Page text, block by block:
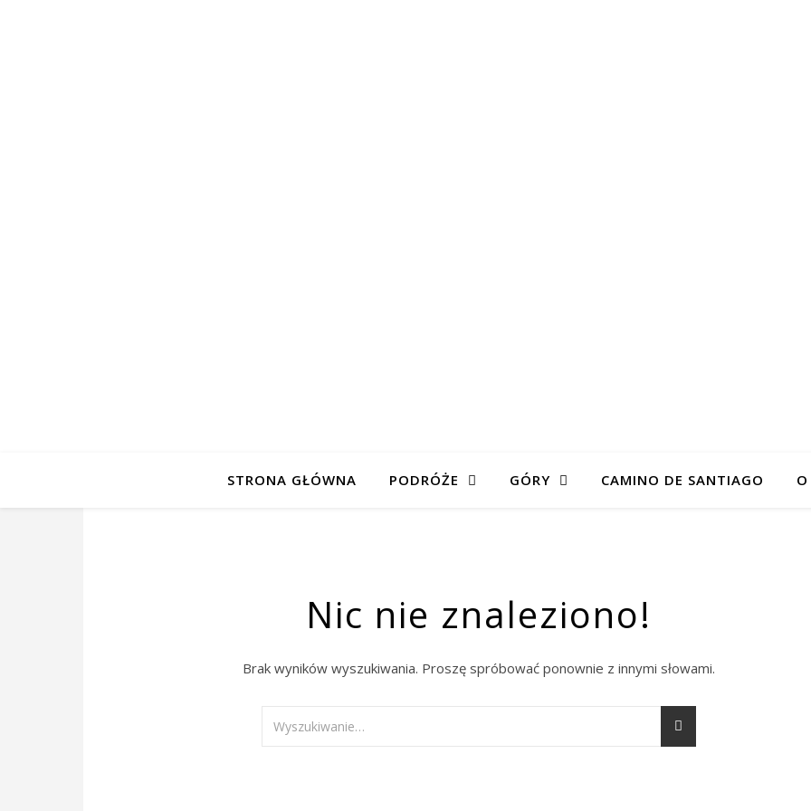
STRONA GŁÓWNA PODRÓŻE GÓRY CAMINO DE SANTIAGO
Nic nie znaleziono!
Brak wyników wyszukiwania. Proszę spróbować ponownie z innymi słowami.